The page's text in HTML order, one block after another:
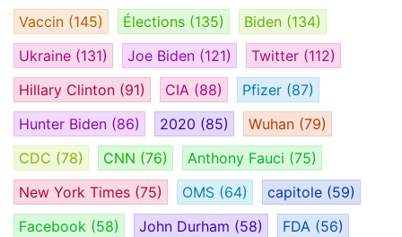
Vaccin (145) Élections (135) Biden (134)
Ukraine (131) Joe Biden (121) Twitter (112)
Hillary Clinton (91) CIA (88) Pfizer (87)
Hunter Biden (86) 2020 (85) Wuhan (79)
CDC (78) CNN (76) Anthony Fauci (75)
New York Times (75) OMS (64) capitole (59)
Facebook (58) John Durham (58) FDA (56)